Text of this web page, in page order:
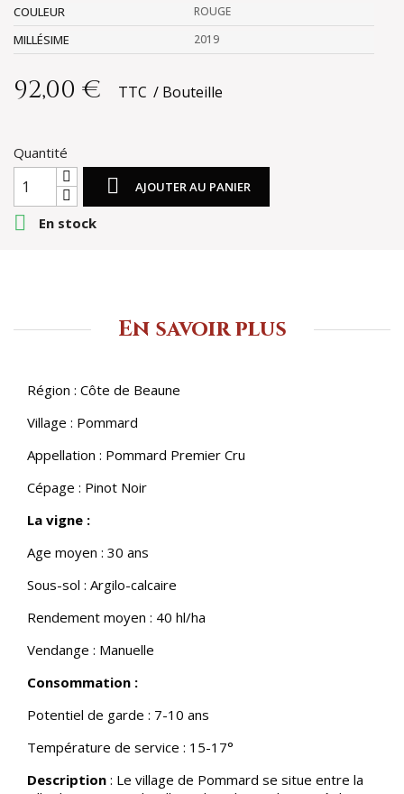
COULEUR ROUGE
MILLÉSIME 2019
92,00 € TTC Bouteille
Quantité
 AJOUTER AU PANIER
 En stock
En savoir plus
Région : Côte de Beaune
Village : Pommard
Appellation : Pommard Premier Cru
Cépage : Pinot Noir
La vigne :
Age moyen : 30 ans
Sous-sol : Argilo-calcaire
Rendement moyen : 40 hl/ha
Vendange : Manuelle
Consommation :
Potentiel de garde : 7-10 ans
Température de service : 15-17°
Description : Le village de Pommard se situe entre la